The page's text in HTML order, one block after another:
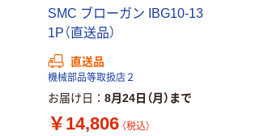
SMC ブローガン IBG10-13
1P（直送品）
直送品
機械部品等取扱店２
お届け日 8月24日（月）まで
￥14,806 （税込）
本気プライス
150組 5箱入 ア
スクル スマート
コンパクト ビ